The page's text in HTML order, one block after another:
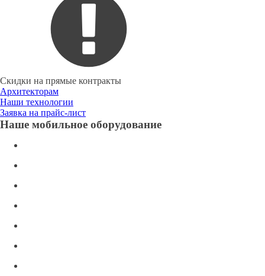
Скидки на прямые контракты
Архитекторам
Наши технологии
Заявка на прайс-лист
Наше мобильное оборудование